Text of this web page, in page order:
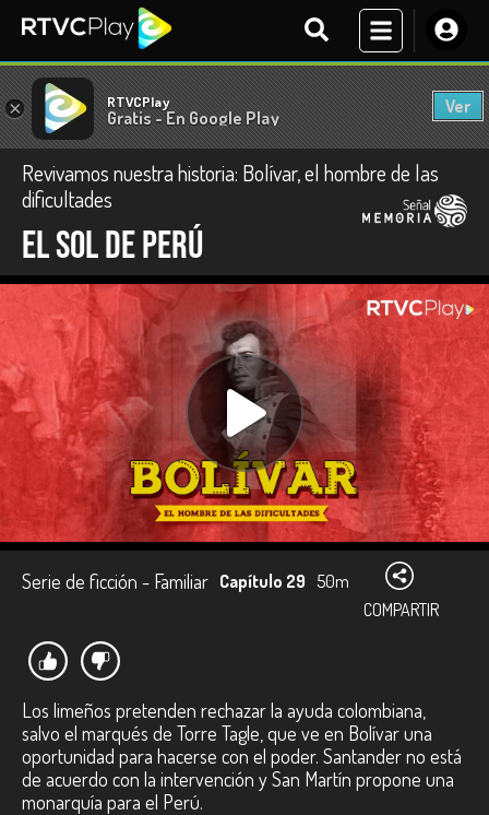
× RTVCPlay
Gratis - En Google Play
Ver
Revivamos nuestra historia: Bolívar, el hombre de las
dificultades
El sol de Perú
Serie de ficción - Familiar Capítulo 29 50m
COMPARTIR
Los limeños pretenden rechazar la ayuda colombiana,
salvo el marqués de Torre Tagle, que ve en Bolívar una
oportunidad para hacerse con el poder. Santander no está
de acuerdo con la intervención y San Martín propone una
monarquía para el Perú.